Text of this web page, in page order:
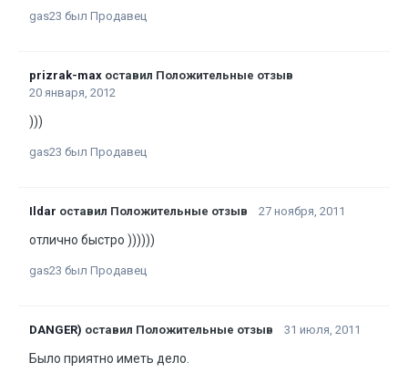
gas23 был Продавец
prizrak-max оставил Положительные отзыв
20 января, 2012
)))
gas23 был Продавец
Ildar оставил Положительные отзыв 27 ноября, 2011
отлично быстро ))))))
gas23 был Продавец
DANGER) оставил Положительные отзыв 31 июля, 2011
Было приятно иметь дело.